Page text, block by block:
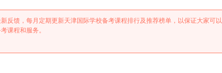
反馈，每月定期更新天津国际学校备考课程排行及推荐榜单，以保证大家可
课程和服务。